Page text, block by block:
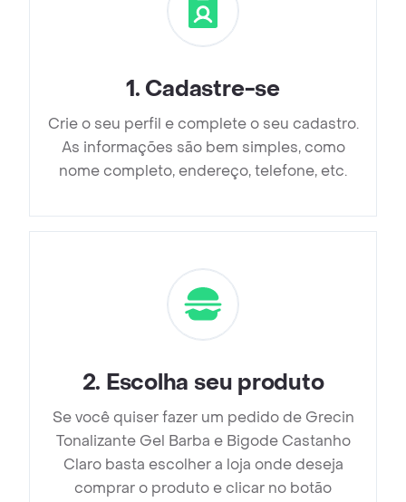
1. Cadastre-se
Crie o seu perfil e complete o seu cadastro.
As informações são bem simples, como
nome completo, endereço, telefone, etc.
2. Escolha seu produto
Se você quiser fazer um pedido de Grecin
Tonalizante Gel Barba e Bigode Castanho
Claro basta escolher a loja onde deseja
comprar o produto e clicar no botão